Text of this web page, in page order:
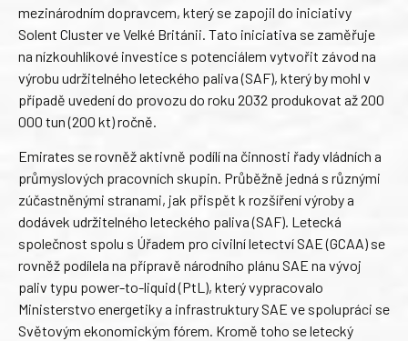
mezinárodním dopravcem, který se zapojil do iniciativy
Solent Cluster ve Velké Británii. Tato iniciativa se zaměřuje
na nízkouhlíkové investice s potenciálem vytvořit závod na
výrobu udržitelného leteckého paliva (SAF), který by mohl v
případě uvedení do provozu do roku 2032 produkovat až 200
000 tun (200 kt) ročně.
Emirates se rovněž aktivně podílí na činnosti řady vládních a
průmyslových pracovních skupin. Průběžně jedná s různými
zúčastněnými stranami, jak přispět k rozšíření výroby a
dodávek udržitelného leteckého paliva (SAF). Letecká
společnost spolu s Úřadem pro civilní letectví SAE (GCAA) se
rovněž podílela na přípravě národního plánu SAE na vývoj
paliv typu power-to-liquid (PtL), který vypracovalo
Ministerstvo energetiky a infrastruktury SAE ve spolupráci se
Světovým ekonomickým fórem. Kromě toho se letecký